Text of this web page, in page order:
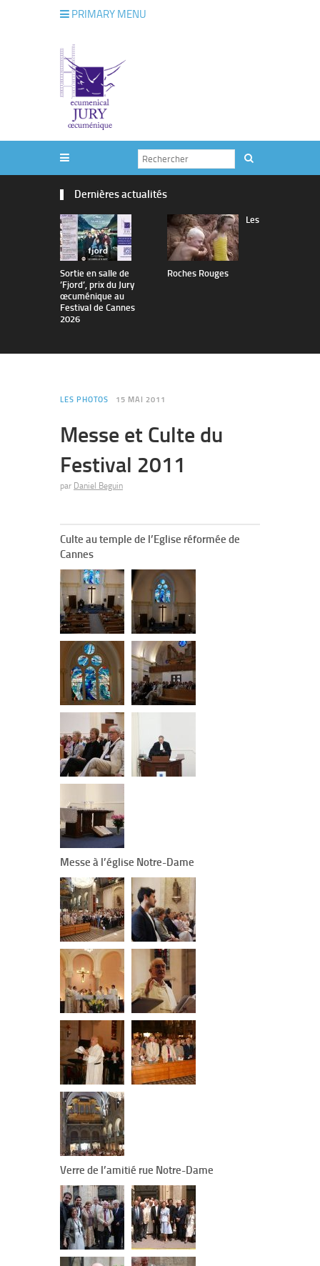
PRIMARY MENU
Dernières actualités
Sortie en salle de
’Fjord’, prix du Jury
œcuménique au
Festival de Cannes
2026
Les
Roches Rouges
LES PHOTOS 15 MAI 2011
Messe et Culte du
Festival 2011
par Daniel Beguin
Culte au temple de l’Eglise réformée de
Cannes
Messe à l’église Notre-Dame
Verre de l’amitié rue Notre-Dame